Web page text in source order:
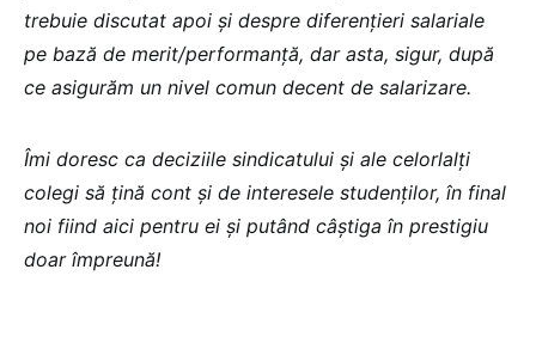
trebuie discutat apoi și despre diferențieri salariale
pe bază de merit/performanță, dar asta, sigur, după
ce asigurăm un nivel comun decent de salarizare.
Îmi doresc ca deciziile sindicatului și ale celorlalți
colegi să țină cont și de interesele studenților, în final
noi fiind aici pentru ei și putând câștiga în prestigiu
doar împreună!